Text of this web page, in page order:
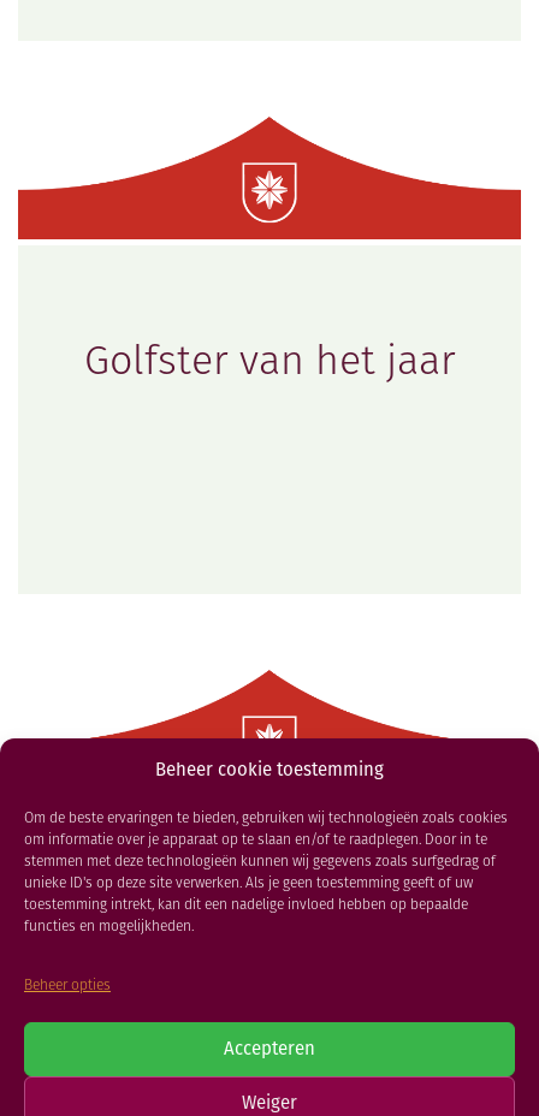
Beheer cookie toestemming
Om de beste ervaringen te bieden, gebruiken wij technologieën zoals cookies
om informatie over je apparaat op te slaan en/of te raadplegen. Door in te
stemmen met deze technologieën kunnen wij gegevens zoals surfgedrag of
unieke ID's op deze site verwerken. Als je geen toestemming geeft of uw
toestemming intrekt, kan dit een nadelige invloed hebben op bepaalde
functies en mogelijkheden.
Beheer opties
Accepteren
Weiger
Golfster van het jaar
Golfer van het jaar